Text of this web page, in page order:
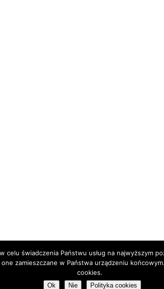
Proudly powered by WordPress
świadczenia Państwu usług na najwyższym
zamieszczane w Państwa urządzeniu
cookies.
Ok Nie Polityka cookies